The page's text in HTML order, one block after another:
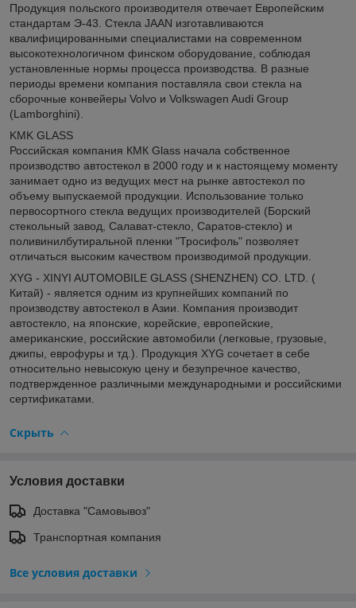
Продукция польского производителя отвечает Европейским
стандартам Э-43. Стекла JAAN изготавливаются
квалифицированными специалистами на современном
высокотехнологичном финском оборудование, соблюдая
установленные нормы процесса производства. В разные
периоды времени компания поставляла свои стекла на
сборочные конвейеры Volvo и Volkswagen Audi Group
(Lamborghini).
KMK GLASS
Российская компания КМК Glass начала собственное
производство автостекол в 2000 году и к настоящему моменту
занимает одно из ведущих мест на рынке автостекол по
объему выпускаемой продукции. Использование только
первосортного стекла ведущих производителей (Борский
стекольный завод, Салават-стекло, Саратов-стекло) и
поливинилбутиральной пленки "Тросифоль" позволяет
отличаться высоким качеством производимой продукции.
XYG - XINYI AUTOMOBILE GLASS (SHENZHEN) CO. LTD. (
Китай) - является одним из крупнейших компаний по
производству автостекол в Азии. Компания производит
автостекло, на японские, корейские, европейские,
американские, российские автомобили (легковые, грузовые,
джипы, еврофуры и тд.). Продукция XYG сочетает в себе
относительно невысокую цену и безупречное качество,
подтвержденное различными международными и российскими
сертификатами.
Скрыть
Условия доставки
Доставка "Самовывоз"
Транспортная компания
Все условия доставки